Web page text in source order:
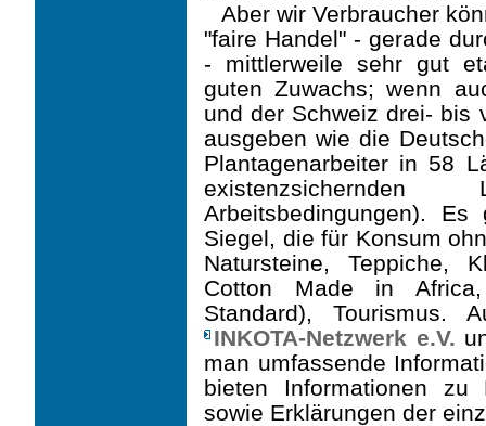
Aber wir Verbraucher
"faire Handel" - gerade
- mittlerweile sehr gut
guten Zuwachs; wenn
und der Schweiz drei- bis
ausgeben wie die
Plantagen­arbeiter in 58
Arbeitsbedingungen).
Siegel, die für Konsum
Natursteine, Teppiche,
Cotton Made in Africa,
Standard), Tourismus.
INKOTA-Netzwerk e.V.
man umfassende
bieten Informationen zu
sowie Erklärungen der